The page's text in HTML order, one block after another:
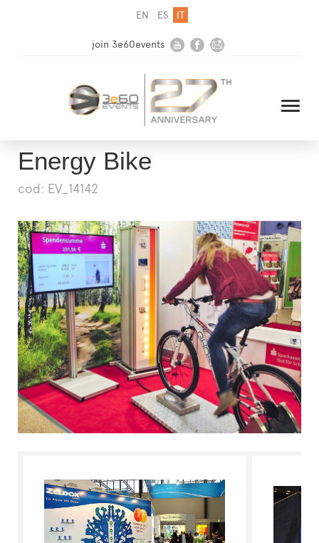
EN ES IT
join 3e60events
HOME
AZIENDA
SOLUZIONI
MEDIA
NEWSLETTER
CONTATTI
L'ESPERTO RISPONDE
Energy Bike
cod: EV_14142